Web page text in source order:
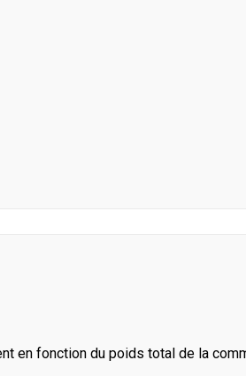
en fonction du poids total de la